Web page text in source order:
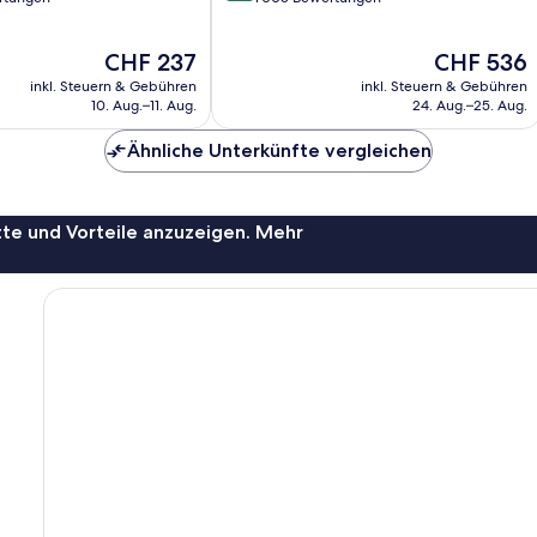
Der
Preis
beträgt
CHF 237
inkl. Steuern & Gebühren
10. Aug.–11. Aug.
Der
Preis
beträgt
CHF 536
inkl. Steuern & Gebühren
24. Aug.–25. Aug.
Ähnliche Unterkünfte vergleichen
und Vorteile anzuzeigen. Mehr